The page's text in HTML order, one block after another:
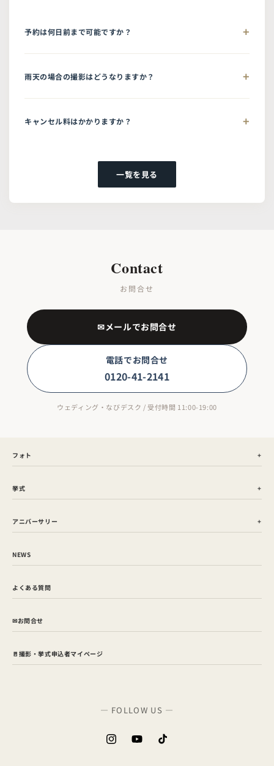
予約は何日前まで可能ですか？
雨天の場合の撮影はどうなりますか？
キャンセル料はかかりますか？
一覧を見る
Contact
お問合せ
✉メールでお問合せ
電話でお問合せ
0120-41-2141
ウェディング・なびデスク / 受付時間 11:00-19:00
フォト
挙式
アニバーサリー
NEWS
よくある質問
✉お問合せ
🚪撮影・挙式申込者マイページ
— FOLLOW US —
InstagramYouTubeTikTok